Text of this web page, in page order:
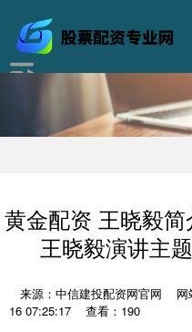
黄金配资 王晓毅简
王晓毅演讲主
来源：中信建投配资网官网 网
16 07:25:17
查看：190